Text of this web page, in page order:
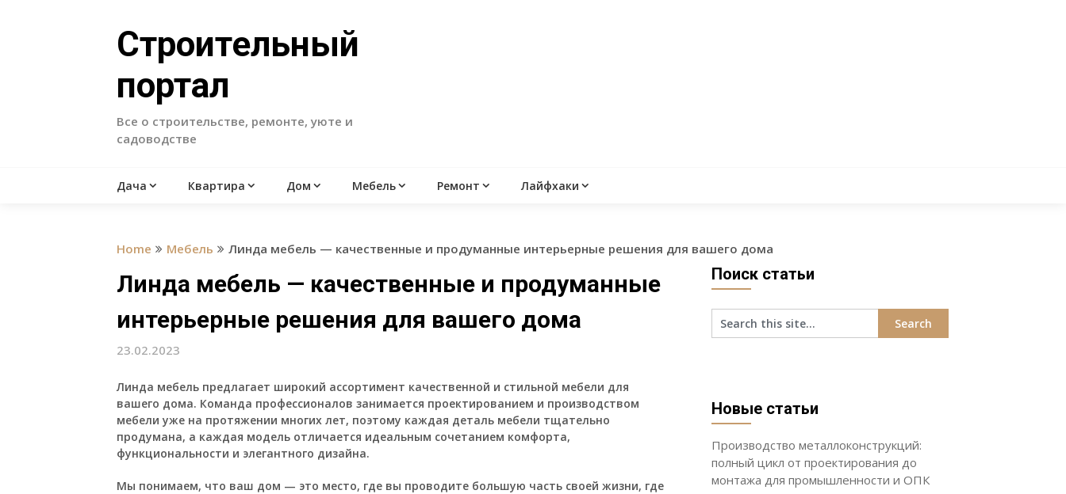
Строительный
портал
Все о строительстве, ремонте, уюте и
садоводстве
Дача Квартира Дом Мебель Ремонт Лайфхаки
Home Мебель Линда мебель — качественные и продуманные интерьерные решения для вашего дома
Линда мебель — качественные и продуманные
интерьерные решения для вашего дома
23.02.2023
Линда мебель предлагает широкий ассортимент качественной и стильной мебели для
вашего дома. Команда профессионалов занимается проектированием и производством
мебели уже на протяжении многих лет, поэтому каждая деталь мебели тщательно
продумана, а каждая модель отличается идеальным сочетанием комфорта,
функциональности и элегантного дизайна.
Мы понимаем, что ваш дом — это место, где вы проводите большую часть своей жизни, где
Поиск статьи
Новые статьи
Производство металлоконструкций:
полный цикл от проектирования до
монтажа для промышленности и ОПК